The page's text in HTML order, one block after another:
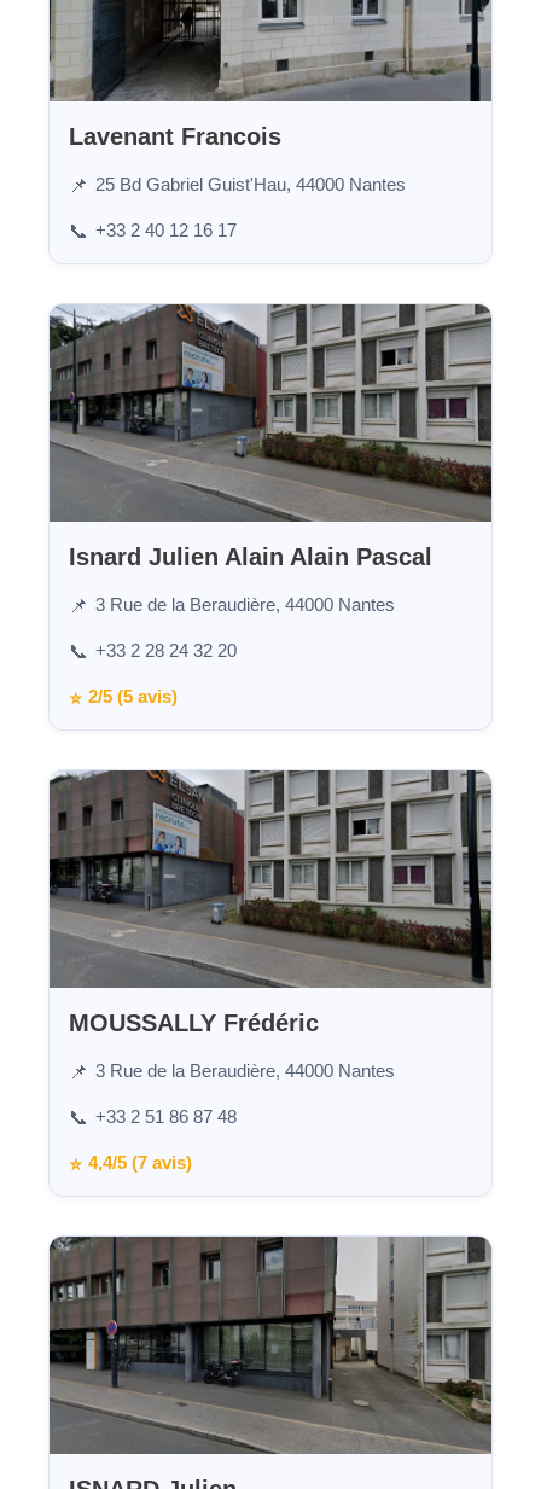
Lavenant Francois
📌 25 Bd Gabriel Guist'Hau, 44000 Nantes
📞 +33 2 40 12 16 17
Isnard Julien Alain Alain Pascal
📌 3 Rue de la Beraudière, 44000 Nantes
📞 +33 2 28 24 32 20
⭐ 2/5 (5 avis)
MOUSSALLY Frédéric
📌 3 Rue de la Beraudière, 44000 Nantes
📞 +33 2 51 86 87 48
⭐ 4,4/5 (7 avis)